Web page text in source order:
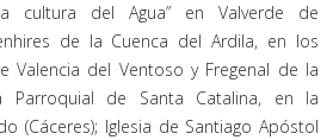
cultura del Agua” en Valverde de
de la Cuenca del Ardila, en los
Valencia del Ventoso y Fregenal de la
Parroquial de Santa Catalina, en la
(Cáceres); Iglesia de Santiago Apóstol